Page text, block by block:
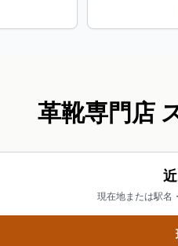
革靴専門店
現在地または駅名